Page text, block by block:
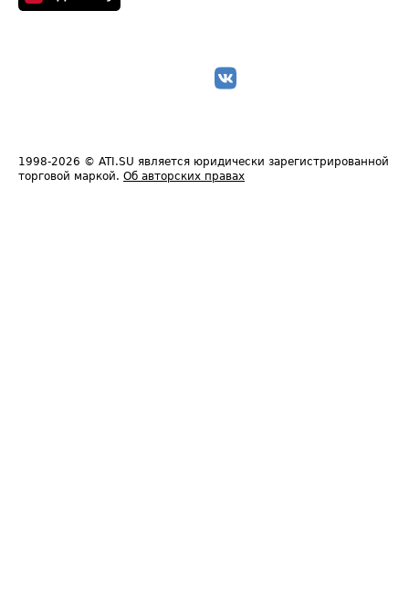
1998-2026 © ATI.SU является юридически зарегистрированной
торговой маркой. Об авторских правах